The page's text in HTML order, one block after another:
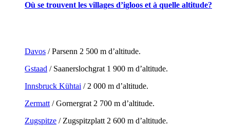
Où se trouvent les villages d’igloos et à quelle altitude?
Davos / Parsenn 2 500 m d’altitude.
Gstaad / Saanerslochgrat 1 900 m d’altitude.
Innsbruck Kühtai / 2 000 m d’altitude.
Zermatt/ Gornergrat 2 700 m d’altitude.
Zugspitze / Zugspitzplatt 2 600 m d’altitude.